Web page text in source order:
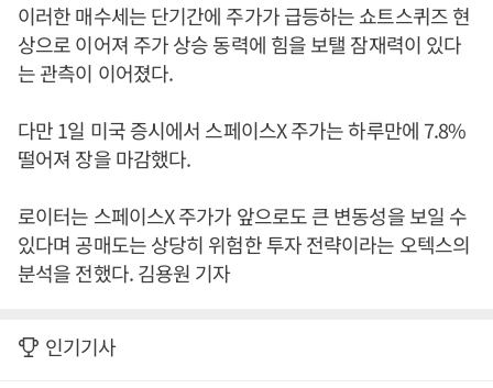
이러한 매수세는 단기간에 주가가 급등하는 쇼트스퀴즈 현
상으로 이어져 주가 상승 동력에 힘을 보탤 잠재력이 있다
는 관측이 이어졌다.
다만 1일 미국 증시에서 스페이스X 주가는 하루만에 7.8%
떨어져 장을 마감했다.
로이터는 스페이스X 주가가 앞으로도 큰 변동성을 보일 수
있다며 공매도는 상당히 위험한 투자 전략이라는 오텍스의
분석을 전했다. 김용원 기자
인기기사